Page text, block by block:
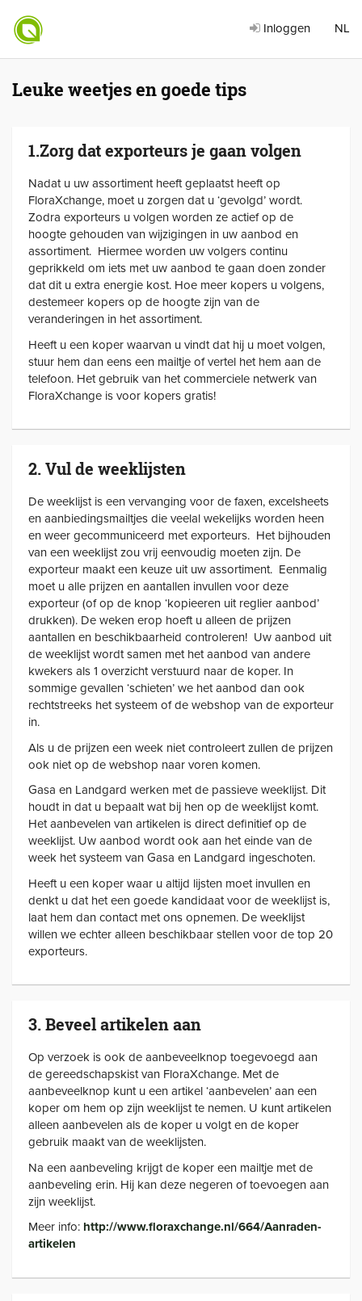
Inloggen NL
Leuke weetjes en goede tips
1.Zorg dat exporteurs je gaan volgen
Nadat u uw assortiment heeft geplaatst heeft op
FloraXchange, moet u zorgen dat u ‘gevolgd’ wordt.
Zodra exporteurs u volgen worden ze actief op de
hoogte gehouden van wijzigingen in uw aanbod en
assortiment. Hiermee worden uw volgers continu
geprikkeld om iets met uw aanbod te gaan doen zonder
dat dit u extra energie kost. Hoe meer kopers u volgens,
destemeer kopers op de hoogte zijn van de
veranderingen in het assortiment.
Heeft u een koper waarvan u vindt dat hij u moet volgen,
stuur hem dan eens een mailtje of vertel het hem aan de
telefoon. Het gebruik van het commerciele netwerk van
FloraXchange is voor kopers gratis!
2. Vul de weeklijsten
De weeklijst is een vervanging voor de faxen, excelsheets
en aanbiedingsmailtjes die veelal wekelijks worden heen
en weer gecommuniceerd met exporteurs. Het bijhouden
van een weeklijst zou vrij eenvoudig moeten zijn. De
exporteur maakt een keuze uit uw assortiment. Eenmalig
moet u alle prijzen en aantallen invullen voor deze
exporteur (of op de knop ‘kopieeren uit reglier aanbod’
drukken). De weken erop hoeft u alleen de prijzen
aantallen en beschikbaarheid controleren! Uw aanbod uit
de weeklijst wordt samen met het aanbod van andere
kwekers als 1 overzicht verstuurd naar de koper. In
sommige gevallen ‘schieten’ we het aanbod dan ook
rechtstreeks het systeem of de webshop van de exporteur
in.
Als u de prijzen een week niet controleert zullen de prijzen
ook niet op de webshop naar voren komen.
Gasa en Landgard werken met de passieve weeklijst. Dit
houdt in dat u bepaalt wat bij hen op de weeklijst komt.
Het aanbevelen van artikelen is direct definitief op de
weeklijst. Uw aanbod wordt ook aan het einde van de
week het systeem van Gasa en Landgard ingeschoten.
Heeft u een koper waar u altijd lijsten moet invullen en
denkt u dat het een goede kandidaat voor de weeklijst is,
laat hem dan contact met ons opnemen. De weeklijst
willen we echter alleen beschikbaar stellen voor de top 20
exporteurs.
3. Beveel artikelen aan
Op verzoek is ook de aanbeveelknop toegevoegd aan
de gereedschapskist van FloraXchange. Met de
aanbeveelknop kunt u een artikel ‘aanbevelen’ aan een
koper om hem op zijn weeklijst te nemen. U kunt artikelen
alleen aanbevelen als de koper u volgt en de koper
gebruik maakt van de weeklijsten.
Na een aanbeveling krijgt de koper een mailtje met de
aanbeveling erin. Hij kan deze negeren of toevoegen aan
zijn weeklijst.
Meer info: http://www.floraxchange.nl/664/Aanraden-
artikelen